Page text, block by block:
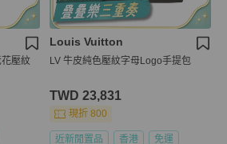
壓紋
Louis Vuitton
LV 牛皮純色壓紋字母Logo手提包
TWD 23,831
現折 800
近新閒置品 香港 免運